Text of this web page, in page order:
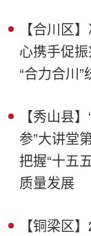
【合川区
心携手促
“合力合川
【秀山县
参”大讲堂
把握“十五
质量发展
【铜梁区